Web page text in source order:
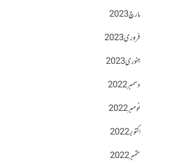
مارچ 2023
فروری 2023
جنوری 2023
دسمبر 2022
نومبر 2022
اکتوبر 2022
ستمبر 2022